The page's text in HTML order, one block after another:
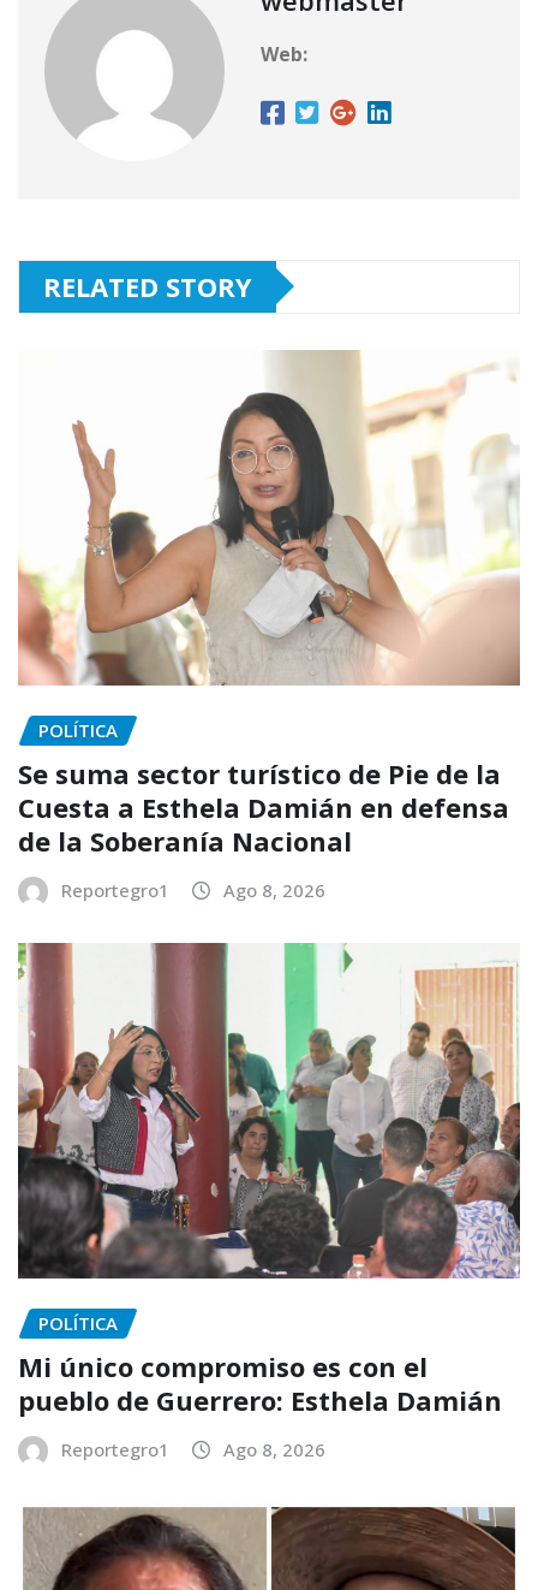
Web:
RELATED STORY
POLÍTICA
Se suma sector turístico de Pie de la
Cuesta a Esthela Damián en defensa
de la Soberanía Nacional
Reportegro1 Ago 8, 2026
POLÍTICA
Mi único compromiso es con el
pueblo de Guerrero: Esthela Damián
Reportegro1 Ago 8, 2026